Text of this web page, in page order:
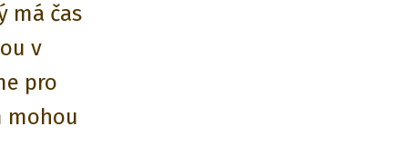
má čas
v
pro
mohou